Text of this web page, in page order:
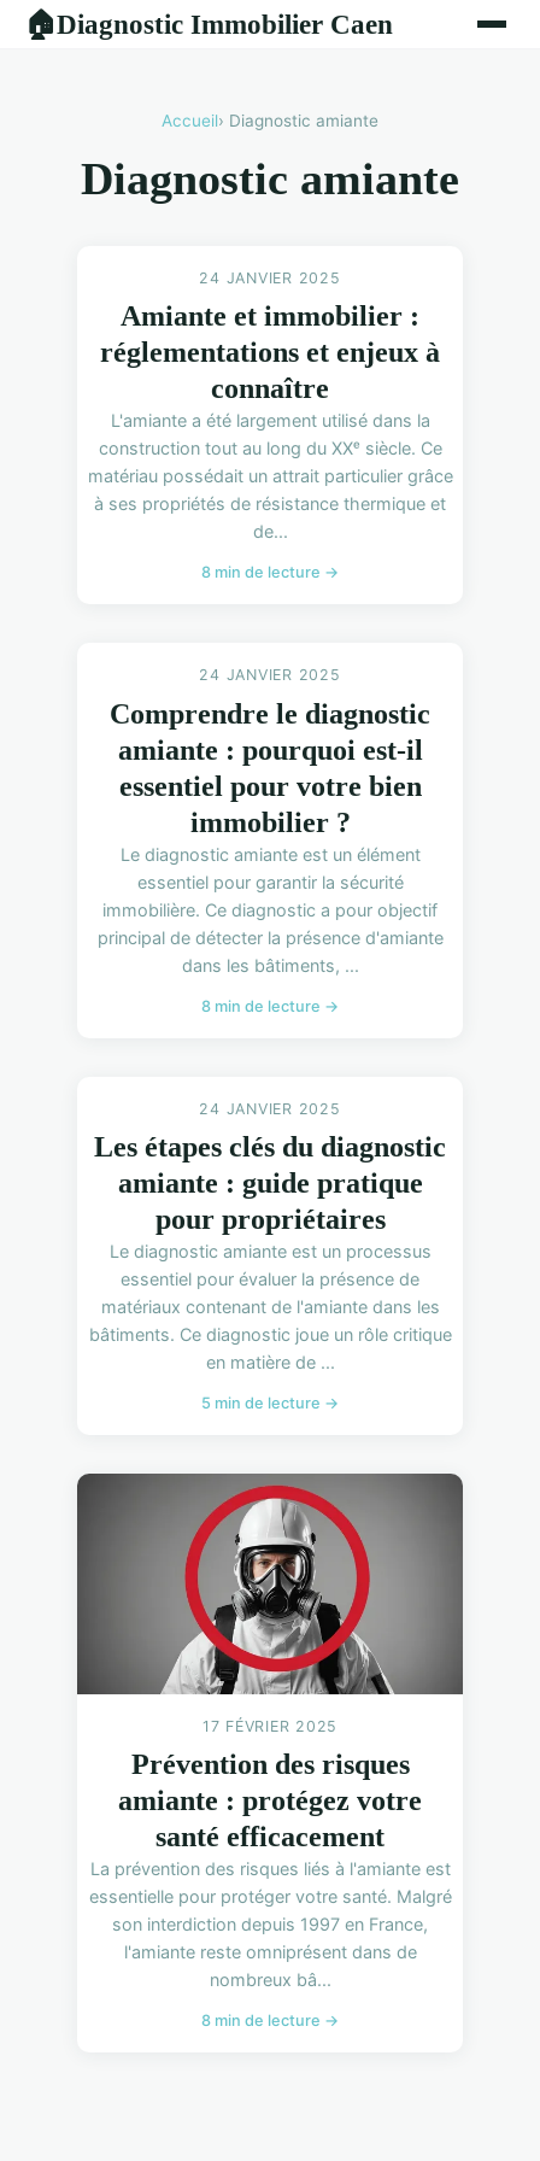
🏠Diagnostic Immobilier Caen
Accueil› Diagnostic amiante
Diagnostic amiante
24 JANVIER 2025
Amiante et immobilier :
réglementations et enjeux à
connaître
L'amiante a été largement utilisé dans la
construction tout au long du XXᵉ siècle. Ce
matériau possédait un attrait particulier grâce
à ses propriétés de résistance thermique et
de...
8 min de lecture →
24 JANVIER 2025
Comprendre le diagnostic
amiante : pourquoi est-il
essentiel pour votre bien
immobilier ?
Le diagnostic amiante est un élément
essentiel pour garantir la sécurité
immobilière. Ce diagnostic a pour objectif
principal de détecter la présence d'amiante
dans les bâtiments, ...
8 min de lecture →
24 JANVIER 2025
Les étapes clés du diagnostic
amiante : guide pratique
pour propriétaires
Le diagnostic amiante est un processus
essentiel pour évaluer la présence de
matériaux contenant de l'amiante dans les
bâtiments. Ce diagnostic joue un rôle critique
en matière de ...
5 min de lecture →
17 FÉVRIER 2025
Prévention des risques
amiante : protégez votre
santé efficacement
La prévention des risques liés à l'amiante est
essentielle pour protéger votre santé. Malgré
son interdiction depuis 1997 en France,
l'amiante reste omniprésent dans de
nombreux bâ...
8 min de lecture →